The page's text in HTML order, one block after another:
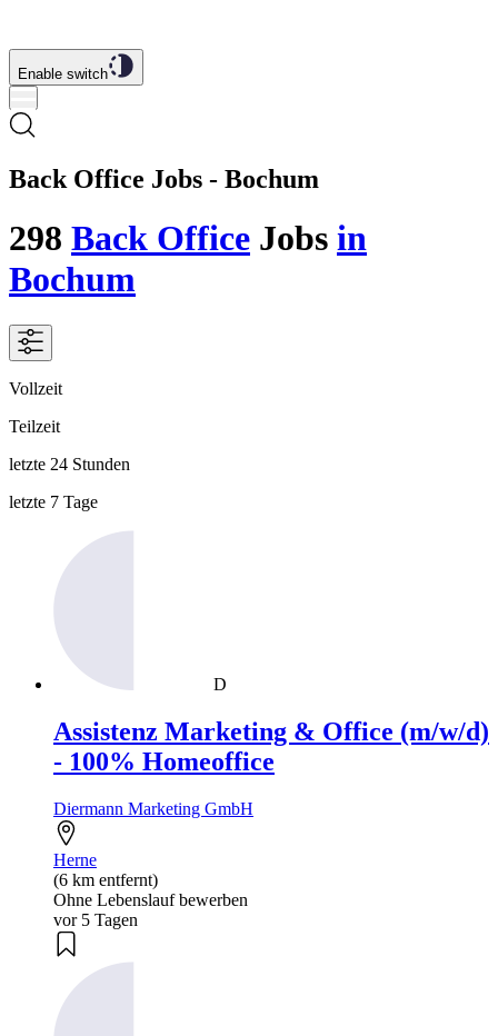
Enable switch
Back Office Jobs - Bochum
298 Back Office Jobs in
Bochum
Vollzeit
Teilzeit
letzte 24 Stunden
letzte 7 Tage
D
Assistenz Marketing & Office (m/w/d)
- 100% Homeoffice
Diermann Marketing GmbH
Herne
(6 km entfernt)
Ohne Lebenslauf bewerben
vor 5 Tagen